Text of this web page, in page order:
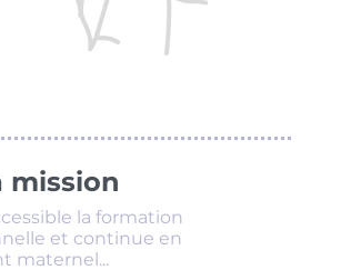
mission
la formation
et continue en
maternel...